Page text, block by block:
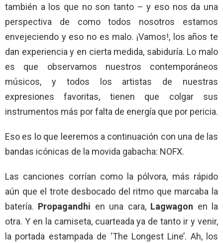
también a los que no son tanto – y eso nos da una
perspectiva de como todos nosotros estamos
envejeciendo y eso no es malo. ¡Vamos!, los años te
dan experiencia y en cierta medida, sabiduría. Lo malo
es que observamos nuestros contemporáneos
músicos, y todos los artistas de nuestras
expresiones favoritas, tienen que colgar sus
instrumentos más por falta de energía que por pericia.
Eso es lo que leeremos a continuación con una de las
bandas icónicas de la movida gabacha: NOFX.
Las canciones corrían como la pólvora, más rápido
aún que el trote desbocado del ritmo que marcaba la
batería. Propagandhi en una cara, Lagwagon en la
otra. Y en la camiseta, cuarteada ya de tanto ir y venir,
la portada estampada de ‘The Longest Line’. Ah, los